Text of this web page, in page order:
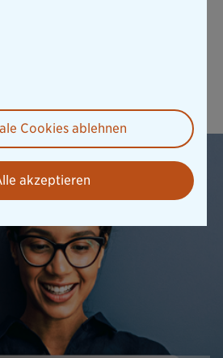
Cookies ablehnen
akzeptieren